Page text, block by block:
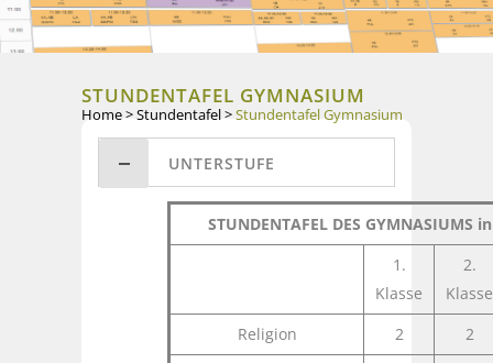
STUNDENTAFEL GYMNASIUM
Home>Stundentafel>Stundentafel Gymnasium
UNTERSTUFE
STUNDENTAFEL DES GYMNASIUMS
1.
Klasse
2.
Klasse
Religion
2
2